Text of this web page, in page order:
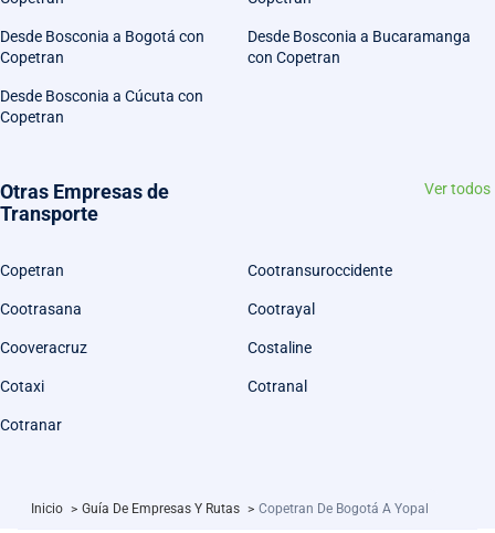
Desde Bosconia a Bogotá con
Copetran
Desde Bosconia a Bucaramanga
con Copetran
Desde Bosconia a Cúcuta con
Copetran
Otras Empresas de
Transporte
Ver todos
Copetran Cootransuroccidente
Cootrasana Cootrayal
Cooveracruz Costaline
Cotaxi Cotranal
Cotranar
Inicio > Guía De Empresas Y Rutas > Copetran De Bogotá A Yopal